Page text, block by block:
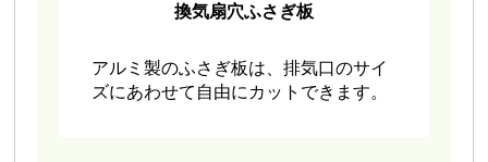
換気扇穴ふさぎ板
アルミ製のふさぎ板は、排気口のサイ
ズにあわせて自由にカットできます。